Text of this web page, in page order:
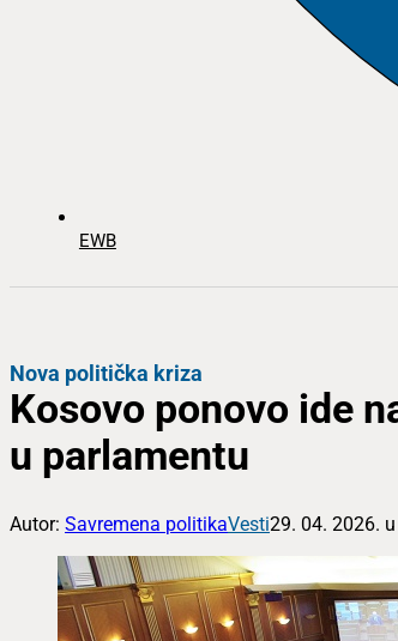
EWB
Nova politička kriza
Kosovo ponovo ide
u parlamentu
Autor: Savremena politikaVesti29. 04. 2026.